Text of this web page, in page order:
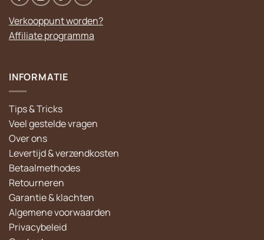
Verkooppunt worden?
Affiliate programma
INFORMATIE
Tips & Tricks
Veel gestelde vragen
Over ons
Levertijd & verzendkosten
Betaalmethodes
Retourneren
Garantie & klachten
Algemene voorwaarden
Privacybeleid